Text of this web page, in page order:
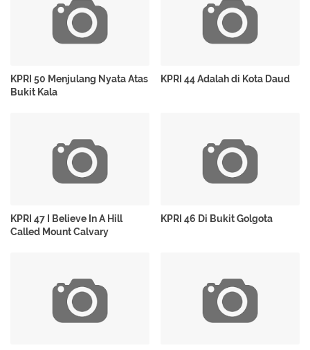
KPRI 50 Menjulang Nyata Atas
Bukit Kala
KPRI 44 Adalah di Kota Daud
KPRI 47 I Believe In A Hill
Called Mount Calvary
KPRI 46 Di Bukit Golgota